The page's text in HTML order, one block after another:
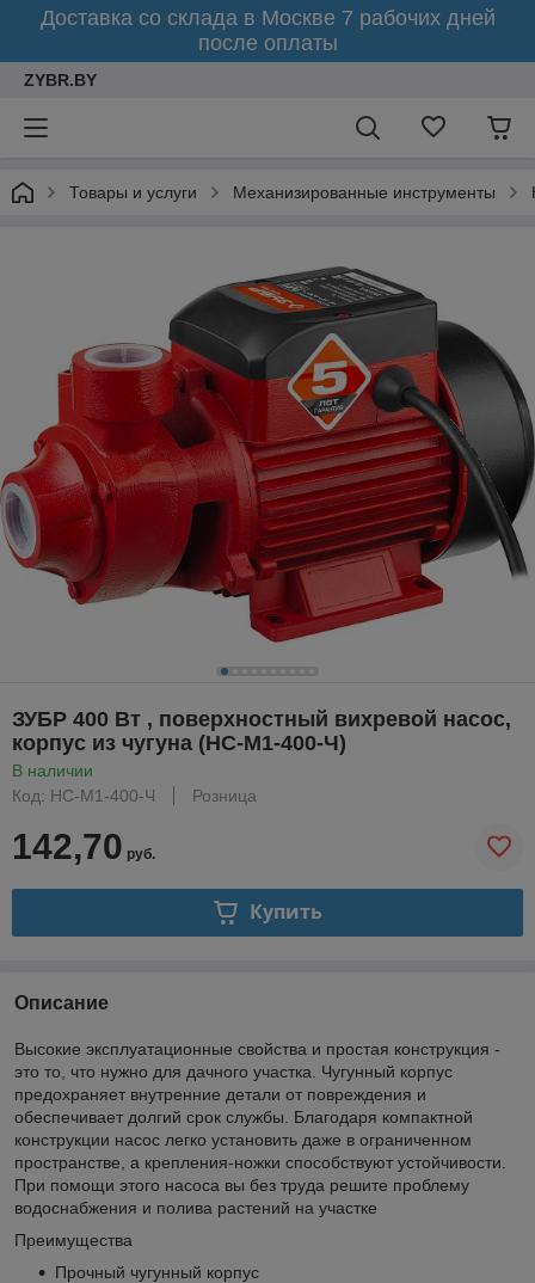
Доставка со склада в Москве 7 рабочих дней
после оплаты
ZYBR.BY
Товары и услуги Механизированные инструменты
ЗУБР 400 Вт , поверхностный вихревой насос,
корпус из чугуна (НС-М1-400-Ч)
В наличии
Код: НС-М1-400-Ч
Розница
142,70 руб.
Купить
Описание
Высокие эксплуатационные свойства и простая конструкция -
это то, что нужно для дачного участка. Чугунный корпус
предохраняет внутренние детали от повреждения и
обеспечивает долгий срок службы. Благодаря компактной
конструкции насос легко установить даже в ограниченном
пространстве, а крепления-ножки способствуют устойчивости.
При помощи этого насоса вы без труда решите проблему
водоснабжения и полива растений на участке
Преимущества
Прочный чугунный корпус